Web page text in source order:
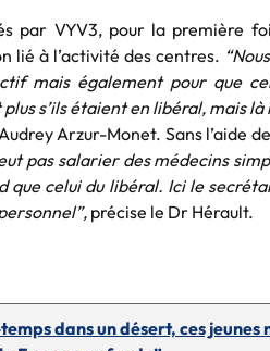
par VYV3, pour la première
lié à l’activité des centres.
mais également pour que
s’ils étaient en libéral, mais
Arzur-Monet. Sans l’aide
pas salarier des médecins
que celui du libéral. Ici le
précise le Dr Hérault.
dans un désert, ces jeunes